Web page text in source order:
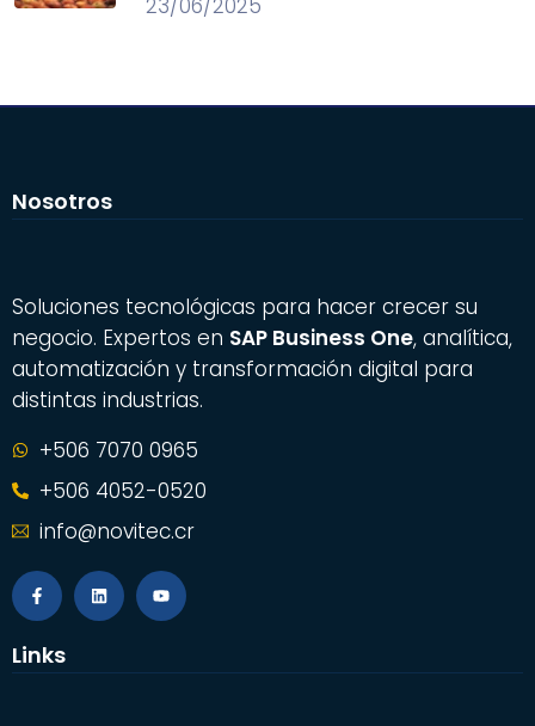
23/06/2025
Nosotros
Soluciones tecnológicas para hacer crecer su
negocio. Expertos en SAP Business One, analítica,
automatización y transformación digital para
distintas industrias.
+506 7070 0965
+506 4052-0520
info@novitec.cr
Links